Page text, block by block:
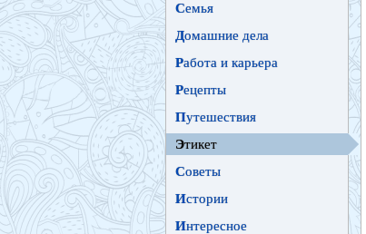
Семья
Домашние дела
Работа и карьера
Рецепты
Путешествия
Этикет
Советы
Истории
Интересное